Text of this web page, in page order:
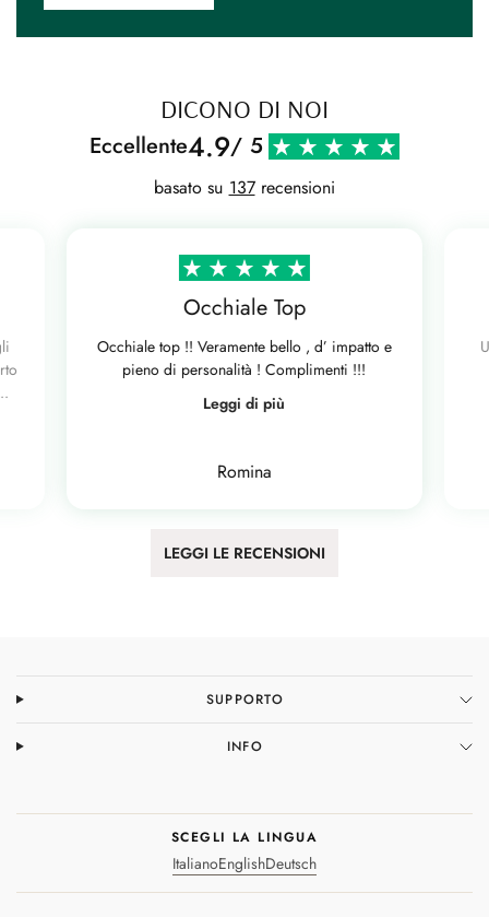
DICONO DI NOI
Eccellente4.9/ 5
basato su 137recensioni
Occhiale Top
Occhiale top !! Veramente bello , d’ impatto e
pieno di personalità ! Complimenti !!!
Leggi di più
Romina
LEGGI LE RECENSIONI
SUPPORTO
INFO
SCEGLI LA LINGUA
ItalianoEnglishDeutsch